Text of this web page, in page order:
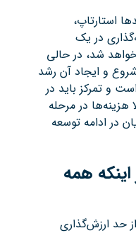
استارتاپ،
در یک
شد، در حالی
و ایجاد آن رشد
و تمرکز باید در
در مرحله
در ادامه توسعه
همه
حد ارزش‌گذاری